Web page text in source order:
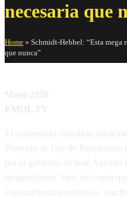
necesaria que
Home » Schmidt-Hebbel: “Esta mega
que nunca”